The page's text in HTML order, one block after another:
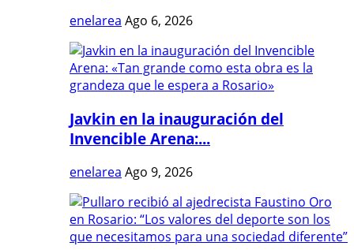
enelarea Ago 6, 2026
Javkin en la inauguración del
Invencible Arena:...
enelarea Ago 9, 2026